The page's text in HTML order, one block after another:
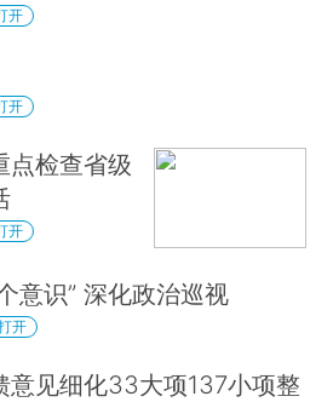
开
开
点检查省级
开
意识” 深化政治巡视
开
意见细化33大项137小项整